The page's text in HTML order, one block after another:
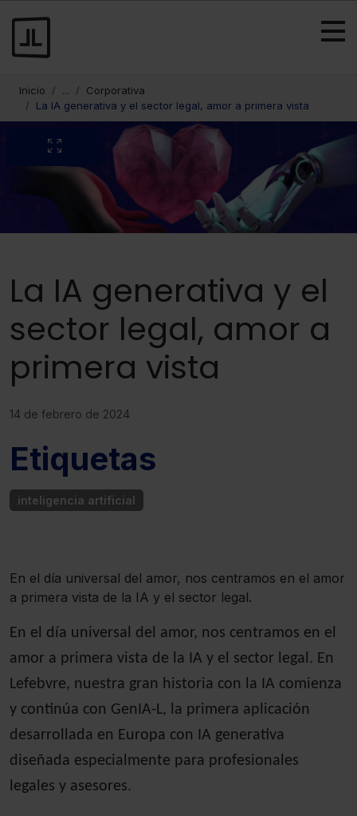
Inicio ...
Corporativa
La IA generativa y el sector legal, amor a primera vista
La IA generativa y el
sector legal, amor a
primera vista
14 de febrero de 2024
En el día universal del amor, nos centramos en el amor
a primera vista de la IA y el sector legal.
En el día universal del amor, nos centramos en el
amor a primera vista de la IA y el sector legal. En
Lefebvre, nuestra gran historia con la IA comienza
y continúa con GenIA-L, la primera aplicación
desarrollada en Europa con IA generativa
diseñada especialmente para profesionales
legales y asesores.
Etiquetas
inteligencia artificial